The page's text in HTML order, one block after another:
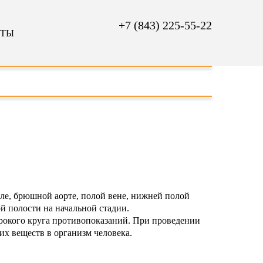
+7 (843) 225-55-22
брюшной аорте, полой вене, нижней полой
на начальной стадии.
круга противопоказаний. При проведении
веществ в организм человека.